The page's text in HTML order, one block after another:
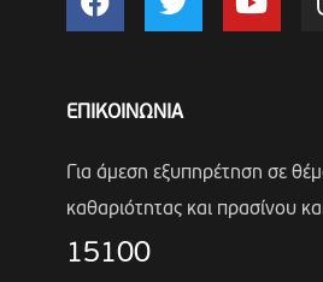
ΕΠΙΚΟΙΝΩΝΙΑ
Για άμεση εξυπηρέτηση σε
καθαριότητας και πρασίνου
15100